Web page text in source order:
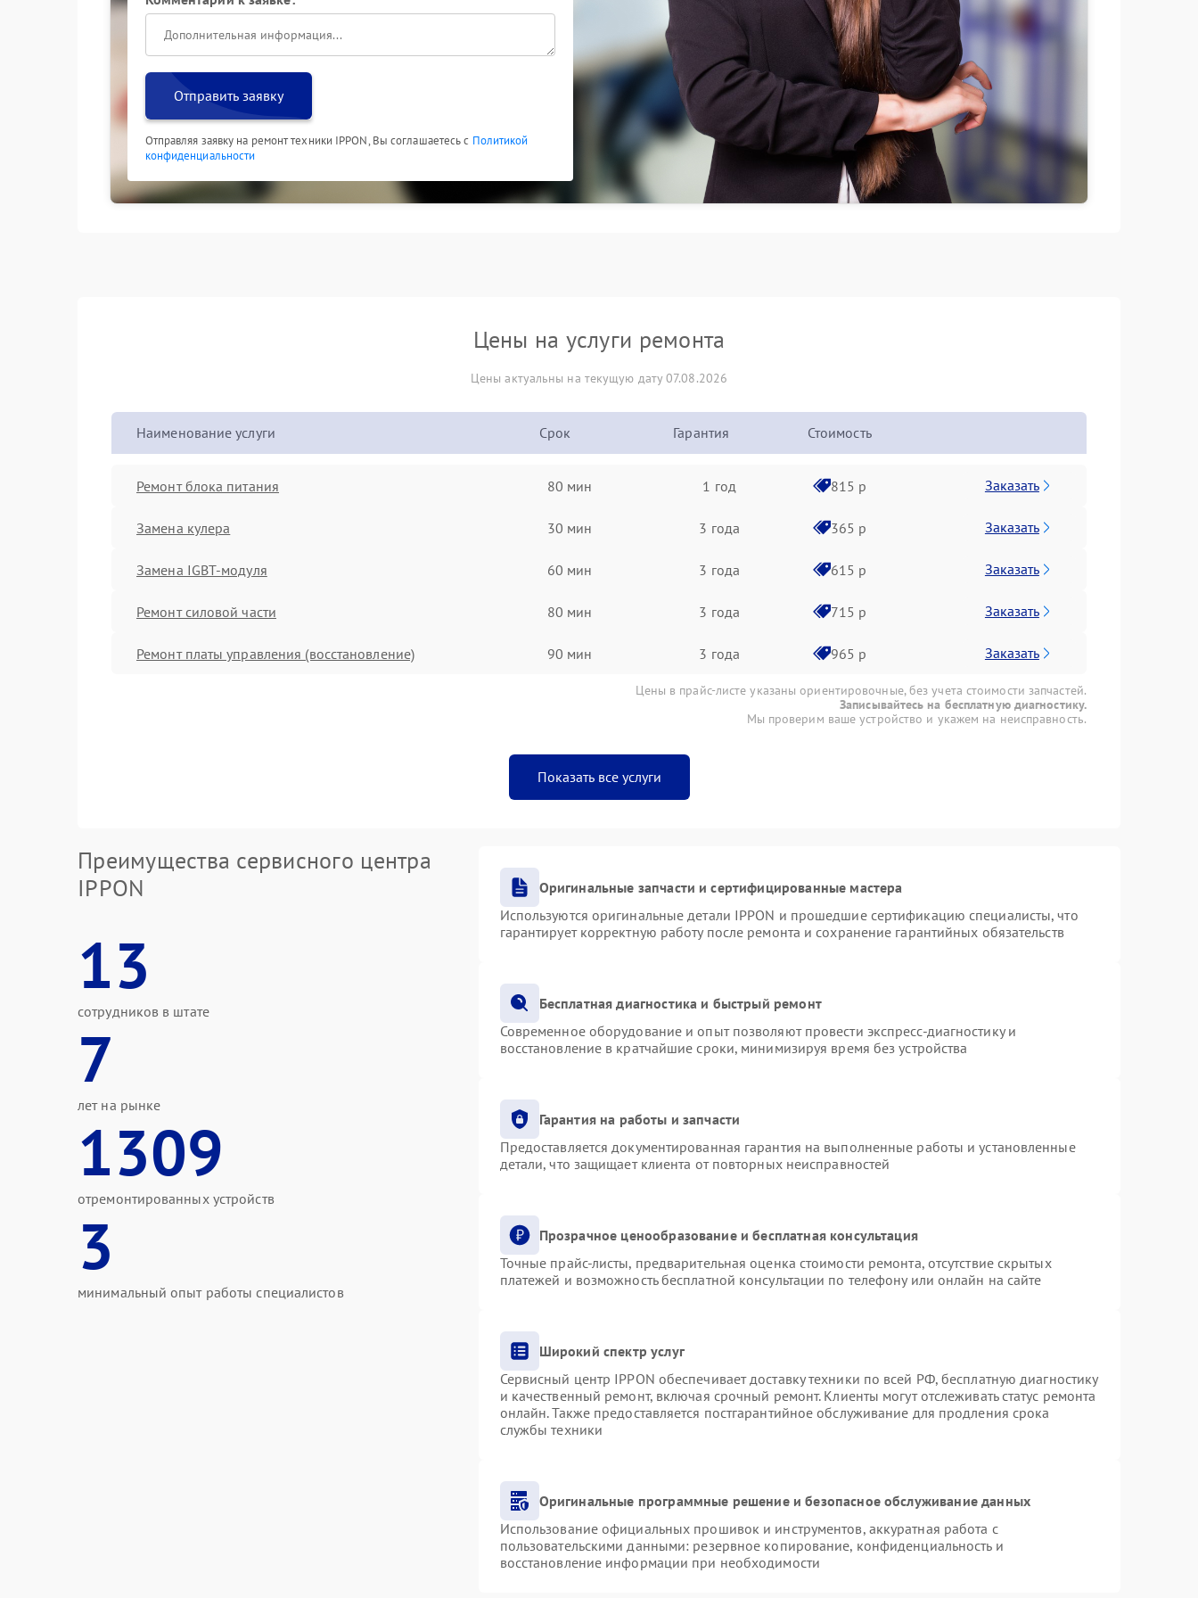
Отправить заявку
Отправляя заявку на ремонт техники IPPON, Вы соглашаетесь с Политикой
конфиденциальности
Цены на услуги ремонта
Цены актуальны на текущую дату 07.08.2026
Наименование услуги Срок Гарантия Стоимость
Ремонт блока питания 80 мин 1 год 815 р Заказать
Замена кулера 30 мин 3 года 365 р Заказать
Замена IGBT-модуля 60 мин 3 года 615 р Заказать
Ремонт силовой части 80 мин 3 года 715 р Заказать
Ремонт платы управления (восстановление) 90 мин 3 года 965 р Заказать
Цены в прайс-листе указаны ориентировочные, без учета стоимости запчастей.
Записывайтесь на бесплатную диагностику.
Мы проверим ваше устройство и укажем на неисправность.
Показать все услуги
Преимущества сервисного центра
IPPON
13
сотрудников в штате
7
лет на рынке
1309
отремонтированных устройств
3
минимальный опыт работы специалистов
Оригинальные запчасти и сертифицированные мастера
Используются оригинальные детали IPPON и прошедшие сертификацию специалисты, что
гарантирует корректную работу после ремонта и сохранение гарантийных обязательств
Бесплатная диагностика и быстрый ремонт
Современное оборудование и опыт позволяют провести экспресс-диагностику и
восстановление в кратчайшие сроки, минимизируя время без устройства
Гарантия на работы и запчасти
Предоставляется документированная гарантия на выполненные работы и установленные
детали, что защищает клиента от повторных неисправностей
Прозрачное ценообразование и бесплатная консультация
Точные прайс-листы, предварительная оценка стоимости ремонта, отсутствие скрытых
платежей и возможность бесплатной консультации по телефону или онлайн на сайте
Широкий спектр услуг
Сервисный центр IPPON обеспечивает доставку техники по всей РФ, бесплатную диагностику
и качественный ремонт, включая срочный ремонт. Клиенты могут отслеживать статус ремонта
онлайн. Также предоставляется постгарантийное обслуживание для продления срока
службы техники
Оригинальные программные решение и безопасное обслуживание данных
Использование официальных прошивок и инструментов, аккуратная работа с
пользовательскими данными: резервное копирование, конфиденциальность и
восстановление информации при необходимости